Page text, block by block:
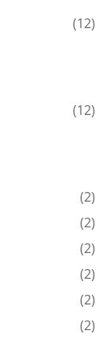
(12)
(12)
(2)
(2)
(2)
(2)
(2)
(2)